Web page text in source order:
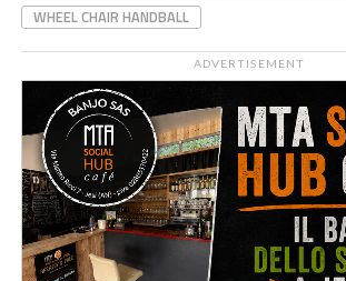
WHEEL CHAIR HANDBALL
ADVERTISEMENT